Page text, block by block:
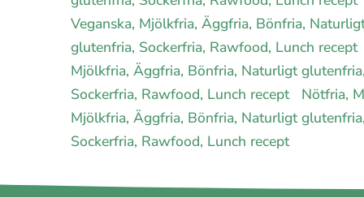
Veganska, Mjölkfria, Äggfria, Bönfria,
glutenfria, Sockerfria, Rawfood, Lunch recept
Mjölkfria, Äggfria, Bönfria, Naturligt
Sockerfria, Rawfood, Lunch recept
Nötfria,
Mjölkfria, Äggfria, Bönfria, Naturligt
Sockerfria, Rawfood, Lunch recept